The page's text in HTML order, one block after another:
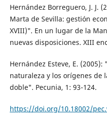
Hernández Borreguero, J. J.
Marta de Sevilla: gestión
XVIII)". En un lugar de la
nuevas disposiciones. XIII
Hernández Esteve, E.
naturaleza y los orígenes
doble". Pecunia, 1: 93-124.
https://doi.org/10.18002/